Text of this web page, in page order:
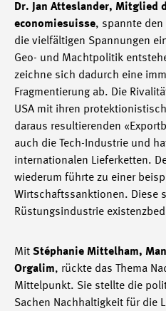
Dr. Jan Atteslander, Mitglied
economiesuisse, spannte
die vielfältigen Spannungen
Geo- und Machtpolitik
zeichne sich dadurch eine
Fragmentierung ab. Die
USA mit ihren
daraus resultierenden
auch die Tech-Industrie und
internationalen Lieferketten.
wiederum führte zu einer
Wirtschaftssanktionen. Diese
Rüstungsindustrie
Mit Stéphanie Mittelham,
Orgalim, rückte das Thema
Mittelpunkt. Sie stellte die
Sachen Nachhaltigkeit für die